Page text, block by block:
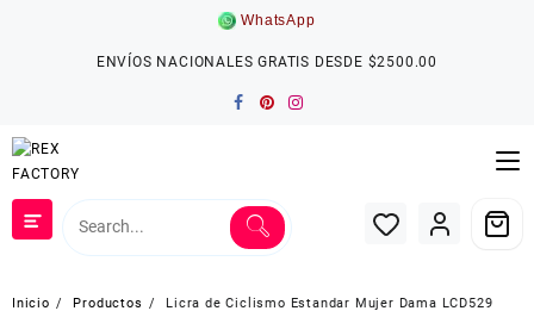
WhatsApp
ENVÍOS NACIONALES GRATIS DESDE $2500.00
Inicio Productos Licra de Ciclismo Estandar Mujer Dama LCD529